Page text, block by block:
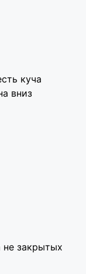
куча
вниз
закрытых